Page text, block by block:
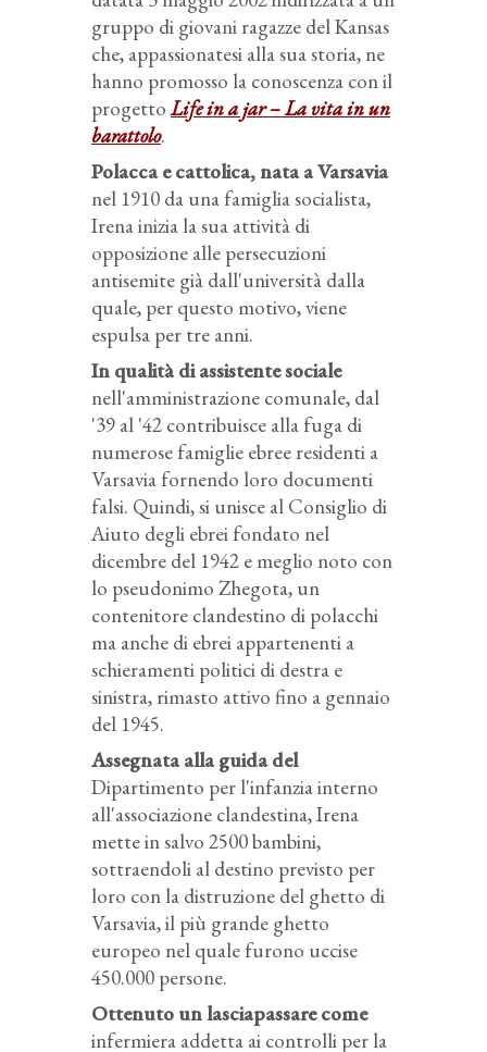
gruppo di giovani ragazze del Kansas
che, appassionatesi alla sua storia, ne
hanno promosso la conoscenza con il
progettoLife in a jar – La vita in un
barattolo.
Polacca e cattolica, nata a Varsavia
nel 1910 da una famiglia socialista,
Irena inizia la sua attività di
opposizione alle persecuzioni
antisemite già dall'università dalla
quale, per questo motivo, viene
espulsa per tre anni.
In qualità di assistente sociale
nell'amministrazione comunale, dal
'39 al '42 contribuisce alla fuga di
numerose famiglie ebree residenti a
Varsavia fornendo loro documenti
falsi. Quindi, si unisce al Consiglio di
Aiuto degli ebrei fondato nel
dicembre del 1942 e meglio noto con
lo pseudonimo Zhegota, un
contenitore clandestino di polacchi
ma anche di ebrei appartenenti a
schieramenti politici di destra e
sinistra, rimasto attivo fino a gennaio
del 1945.
Assegnata alla guida del
Dipartimento per l'infanzia interno
all'associazione clandestina, Irena
mette in salvo 2500 bambini,
sottraendoli al destino previsto per
loro con la distruzione del ghetto di
Varsavia, il più grande ghetto
europeo nel quale furono uccise
450.000 persone.
Ottenuto un lasciapassare come
infermiera addetta ai controlli per la